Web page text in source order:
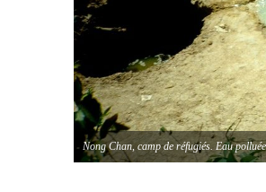
Nong Chan, camp de réfugiés. Eau